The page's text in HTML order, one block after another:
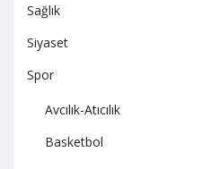
Sağlık
Siyaset
Spor
Avcılık-Atıcılık
Basketbol